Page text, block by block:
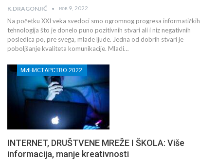
K.DRAGONJIĆ нов 9, 2022
Na početku XXI veka svedoci smo ogromnog progresa informatičkih
tehnologija što je donelo puno pozitivnih stvari ali i niz negativnih
posledica po, pre svega, mlade ljude. Jedna od dobrih stvari je
poboljšanje kvaliteta komunikacije. Mladi…
МИНИСТАРСТВО 2022.
INTERNET, DRUŠTVENE MREŽE I ŠKOLA: Više
informacija, manje kreativnosti